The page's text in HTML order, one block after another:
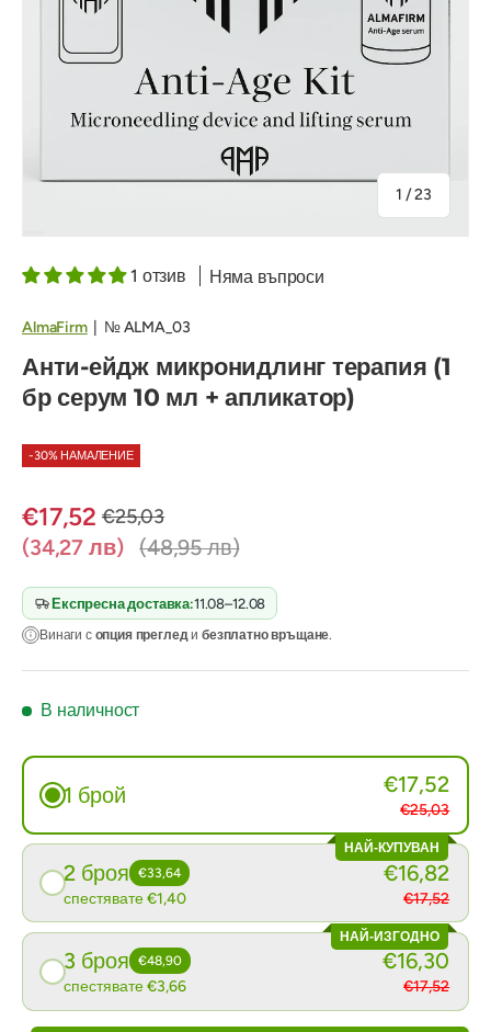
1 /на
23
1 отзив Няма въпроси
AlmaFirm| №ALMA_03
Анти-ейдж микронидлинг терапия (1
бр серум 10 мл + апликатор)
-30% НАМАЛЕНИЕ
€17,52 €25,03
(34,27 лв) (48,95 лв)
Експресна доставка:11.08–12.08
Винаги с опция прегледибезплатно връщане.
В наличност
1 брой €17,52
€25,03
НАЙ-КУПУВАН
2 броя €33,64
спестявате €1,40
€16,82
€17,52
НАЙ-ИЗГОДНО
3 броя €48,90
спестявате €3,66
€16,30
€17,52